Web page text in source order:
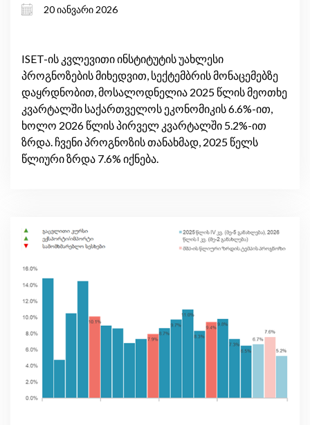
პროგნოზის განახლება, იანვარი
20 იანვარი 2026
ISET-ის კვლევითი ინსტიტუტის უახლესი
პროგნოზების მიხედვით, სექტემბრის მონაცემებზე
დაყრდნობით, მოსალოდნელია 2025 წლის მეოთხე
კვარტალში საქართველოს ეკონომიკის 6.6%-ით,
ხოლო 2026 წლის პირველ კვარტალში 5.2%-ით
ზრდა. ჩვენი პროგნოზის თანახმად, 2025 წელს
წლიური ზრდა 7.6% იქნება.